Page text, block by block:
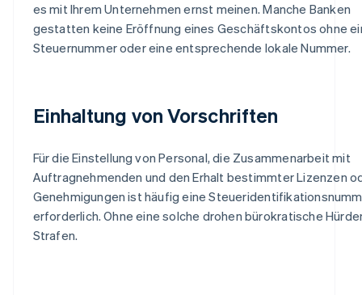
es mit Ihrem Unternehmen ernst meinen. Manche Banken
gestatten keine Eröffnung eines Geschäftskontos ohne
Steuernummer oder eine entsprechende lokale Nummer.
Einhaltung von Vorschriften
Für die Einstellung von Personal, die Zusammenarbeit mit
Auftragnehmenden und den Erhalt bestimmter Lizenzen
Genehmigungen ist häufig eine
erforderlich. Ohne eine solche drohen bürokratische
Strafen.